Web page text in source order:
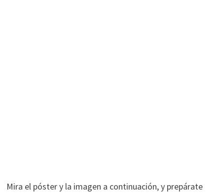
Mira el póster y la imagen a continuación, y prepárate